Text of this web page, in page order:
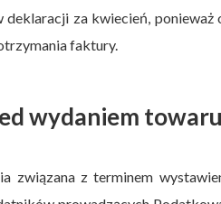
za kwiecień,
faktury.
wydaniem
związana z terminem